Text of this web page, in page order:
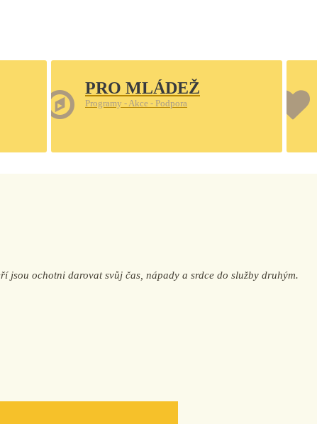
PRO MLÁDEŽ
Programy - Akce - Podpora
jsou ochotni darovat svůj čas, nápady a srdce do služby druhým.